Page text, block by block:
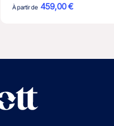
À partir de 459,00 €